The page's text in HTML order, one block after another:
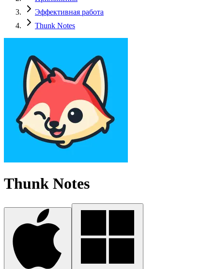
Эффективная работа
Thunk Notes
Thunk Notes